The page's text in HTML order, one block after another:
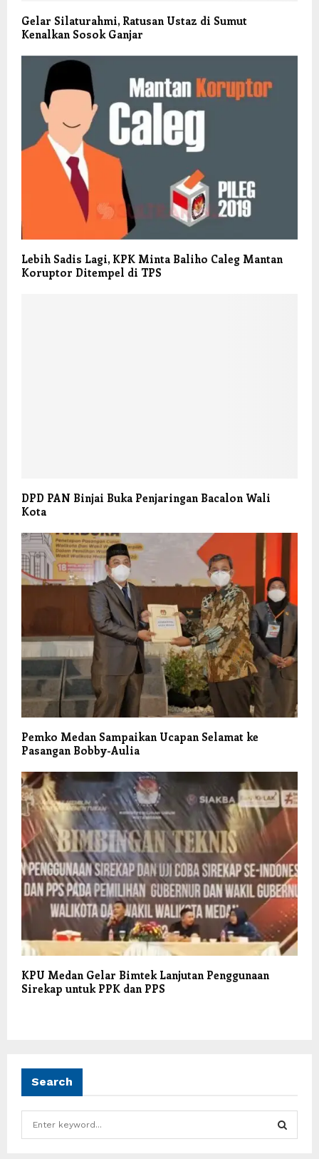
Gelar Silaturahmi, Ratusan Ustaz di Sumut
Kenalkan Sosok Ganjar
Lebih Sadis Lagi, KPK Minta Baliho Caleg Mantan
Koruptor Ditempel di TPS
DPD PAN Binjai Buka Penjaringan Bacalon Wali
Kota
Pemko Medan Sampaikan Ucapan Selamat ke
Pasangan Bobby-Aulia
KPU Medan Gelar Bimtek Lanjutan Penggunaan
Sirekap untuk PPK dan PPS
Search